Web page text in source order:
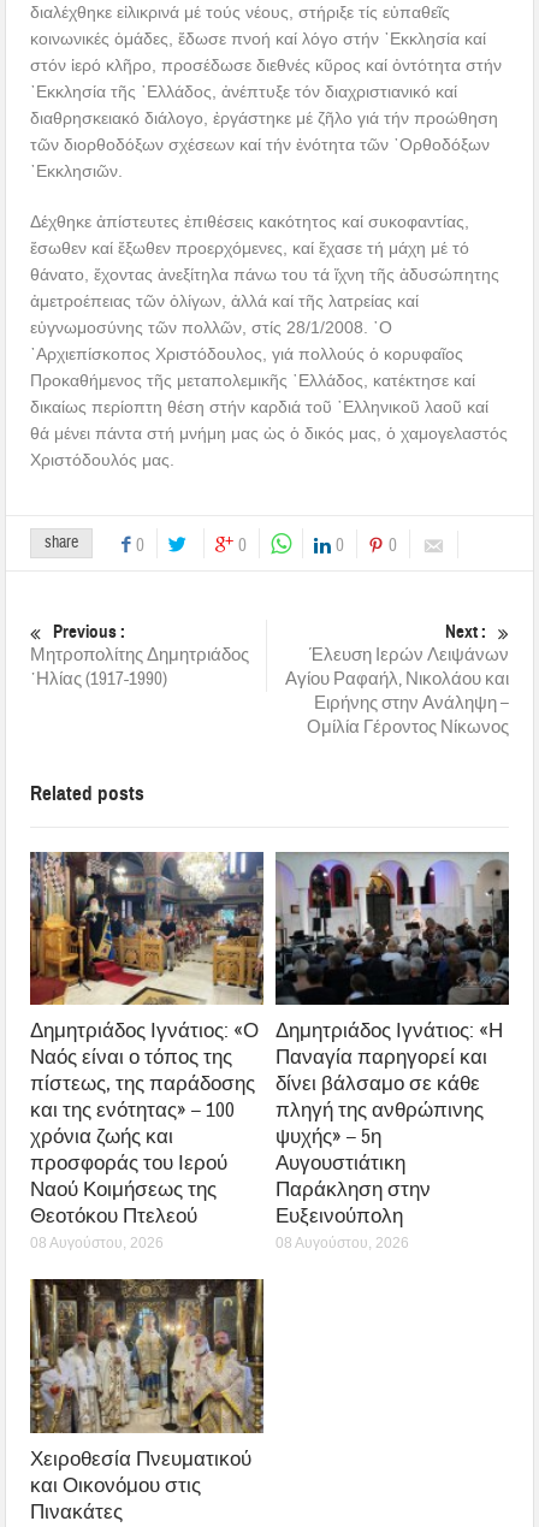
διαλέχθηκε εἰλικρινά μέ τούς νέους, στήριξε τίς εὐπαθεῖς
κοινωνικές ὁμάδες, ἔδωσε πνοή καί λόγο στήν ᾿Εκκλησία καί
στόν ἱερό κλῆρο, προσέδωσε διεθνές κῦρος καί ὀντότητα στήν
᾿Εκκλησία τῆς ῾Ελλάδος, ἀνέπτυξε τόν διαχριστιανικό καί
διαθρησκειακό διάλογο, ἐργάστηκε μέ ζῆλο γιά τήν προώθηση
τῶν διορθοδόξων σχέσεων καί τήν ἑνότητα τῶν ᾿Ορθοδόξων
᾿Εκκλησιῶν.
Δέχθηκε ἀπίστευτες ἐπιθέσεις κακότητος καί συκοφαντίας,
ἔσωθεν καί ἔξωθεν προερχόμενες, καί ἔχασε τή μάχη μέ τό
θάνατο, ἔχοντας ἀνεξίτηλα πάνω του τά ἴχνη τῆς ἀδυσώπητης
ἀμετροέπειας τῶν ὀλίγων, ἀλλά καί τῆς λατρείας καί
εὐγνωμοσύνης τῶν πολλῶν, στίς 28/1/2008. ῾Ο
᾿Αρχιεπίσκοπος Χριστόδουλος, γιά πολλούς ὁ κορυφαῖος
Προκαθήμενος τῆς μεταπολεμικῆς ῾Ελλάδος, κατέκτησε καί
δικαίως περίοπτη θέση στήν καρδιά τοῦ ῾Ελληνικοῦ λαοῦ καί
θά μένει πάντα στή μνήμη μας ὡς ὁ δικός μας, ὁ χαμογελαστός
Χριστόδουλός μας.
share 0 0 0 0
Previous :
Μητροπολίτης Δημητριάδος
᾿Ηλίας (1917-1990)
Next :
Έλευση Ιερών Λειψάνων
Αγίου Ραφαήλ, Νικολάου και
Ειρήνης στην Ανάληψη –
Ομίλία Γέροντος Νίκωνος
Related posts
Δημητριάδος Ιγνάτιος: «Ο
Ναός είναι ο τόπος της
πίστεως, της παράδοσης
και της ενότητας» – 100
χρόνια ζωής και
προσφοράς του Ιερού
Ναού Κοιμήσεως της
Θεοτόκου Πτελεού
08 Αυγούστου, 2026
Δημητριάδος Ιγνάτιος: «Η
Παναγία παρηγορεί και
δίνει βάλσαμο σε κάθε
πληγή της ανθρώπινης
ψυχής» – 5η
Αυγουστιάτικη
Παράκληση στην
Ευξεινούπολη
08 Αυγούστου, 2026
Χειροθεσία Πνευματικού
και Οικονόμου στις
Πινακάτες